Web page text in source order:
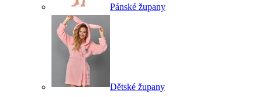
Pánské župany
Dětské župany